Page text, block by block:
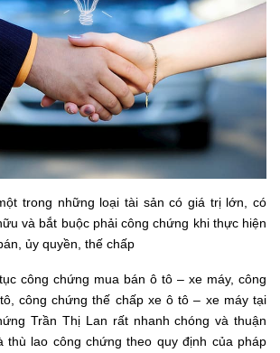
trong những loại tài sản có giá trị lớn, có
và bắt buộc phải công chứng khi thực hiện
ủy quyền, thế chấp
công chứng mua bán ô tô – xe máy, công
công chứng thế chấp xe ô tô – xe máy tại
Trần Thị Lan rất nhanh chóng và thuận
thù lao công chứng theo quy định của pháp